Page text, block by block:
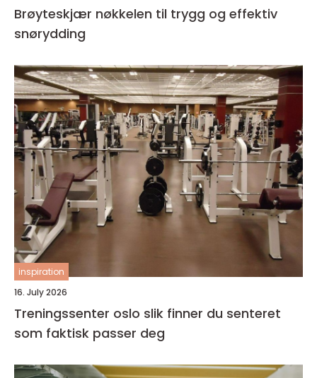
Brøyteskjær nøkkelen til trygg og effektiv
snørydding
inspiration
16. July 2026
Treningssenter oslo slik finner du senteret
som faktisk passer deg